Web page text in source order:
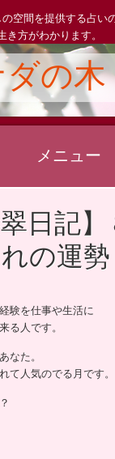
空間を提供する占い
き方がわかります。
の木
メニュー
翠日記
の運勢
験を仕事や生活に
る人です。
なた。
て人気のでる月です。